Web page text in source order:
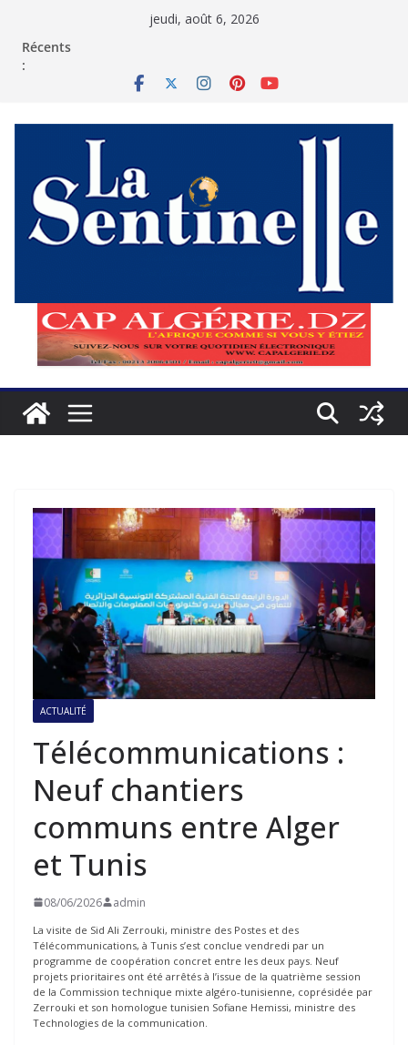
jeudi, août 6, 2026
Récents
:
ACTUALITÉ
Télécommunications :
Neuf chantiers
communs entre Alger
et Tunis
08/06/2026 admin
La visite de Sid Ali Zerrouki, ministre des Postes et des
Télécommunications, à Tunis s’est conclue vendredi par un
programme de coopération concret entre les deux pays. Neuf
projets prioritaires ont été arrêtés à l’issue de la quatrième session
de la Commission technique mixte algéro-tunisienne, coprésidée par
Zerrouki et son homologue tunisien Sofiane Hemissi, ministre des
Technologies de la communication.